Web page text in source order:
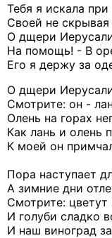
Тебя я искала
Своей не
О дщери
На помощь! - В
Его я держу за
О дщери
Смотрите: он -
Олень на горах
Как лань и олень
К моей он
Пора наступает
А зимние дни
Смотрите:
И голуби сладко
И наш виноград